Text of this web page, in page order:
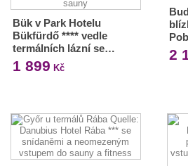
Bük v Park Hotelu
Bükfürdő **** vedle
termálních lázní se…
1 899 Kč
2